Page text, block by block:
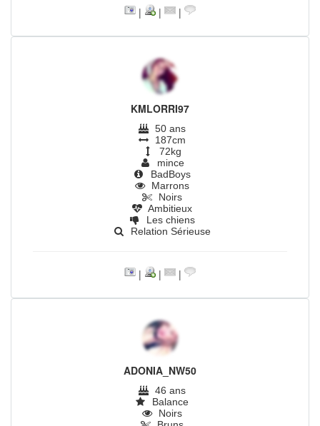
| | |
KMLORRI97
50 ans
187cm
72kg
mince
BadBoys
Marrons
Noirs
Ambitieux
Les chiens
Relation Sérieuse
| | |
ADONIA_NW50
46 ans
Balance
Noirs